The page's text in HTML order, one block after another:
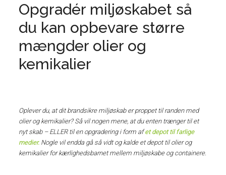
Opgradér miljøskabet så
du kan opbevare større
mængder olier og
kemikalier
Oplever du, at dit brandsikre miljøskab er proppet til randen med
olier og kemikalier? Så vil nogen mene, at du enten trænger til et
nyt skab – ELLER til en opgradering i form afet depot til farlige
medier. Nogle vil endda gå så vidt og kalde et depot til olier og
kemikalier for kærlighedsbarnet mellem miljøskabe og containere.